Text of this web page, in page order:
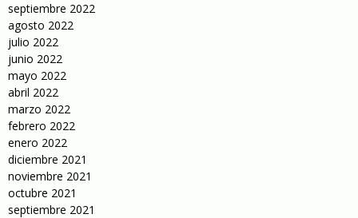
septiembre 2022
agosto 2022
julio 2022
junio 2022
mayo 2022
abril 2022
marzo 2022
febrero 2022
enero 2022
diciembre 2021
noviembre 2021
octubre 2021
septiembre 2021